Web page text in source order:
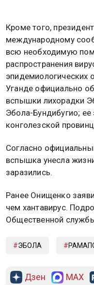
Кроме того,
международному
всю необходимую
распространения
эпидемиологических
Уганде официально
вспышки лихорадки
Эбола-Бундибугио; ее
конголезской
Согласно
вспышка унесла
заразились.
Ранее Онищенко
чем хантавирус.
Общественной
ЭБОЛА
Дзен MAX